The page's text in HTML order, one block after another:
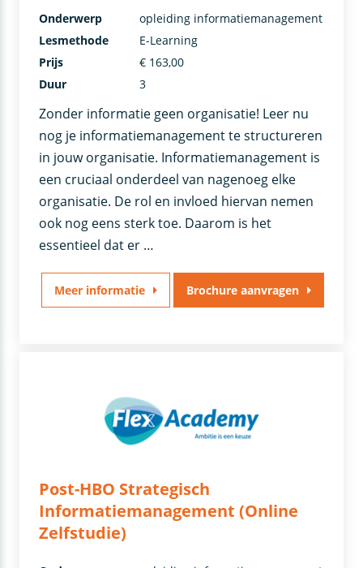
Zonder informatie geen organisatie! Leer nu
nog je informatiemanagement te structureren
in jouw organisatie. Informatiemanagement is
een cruciaal onderdeel van nagenoeg elke
organisatie. De rol en invloed hiervan nemen
ook nog eens sterk toe. Daarom is het
essentieel dat er …
Onderwerp
opleiding informatiemanagement
Lesmethode
E-Learning
Prijs
€ 163,00
Duur
3
Meer informatie Brochure aanvragen
Post-HBO Strategisch
Informatiemanagement (Online
Zelfstudie)